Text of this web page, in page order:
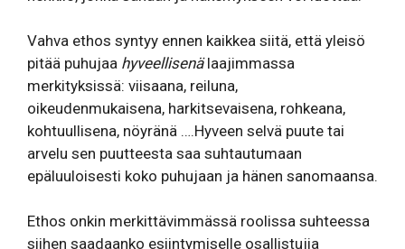
Vahva ethos syntyy ennen kaikkea siitä, että yleisö
pitää puhujaa hyveellisenälaajimmassa
merkityksissä: viisaana, reiluna,
oikeudenmukaisena, harkitsevaisena, rohkeana,
kohtuullisena, nöyränä ….Hyveen selvä puute tai
arvelu sen puutteesta saa suhtautumaan
epäluuloisesti koko puhujaan ja hänen sanomaansa.
Ethos onkin merkittävimmässä roolissa suhteessa
siihen saadaanko esiintymiselle osallistujia